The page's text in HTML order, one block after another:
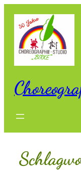
Inhalt
springen